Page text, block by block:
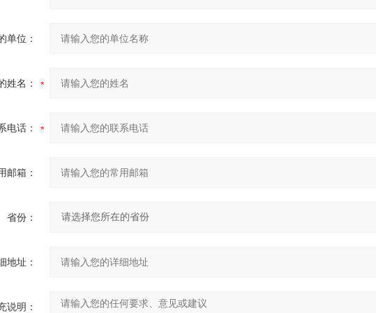
单位：
姓名：
电话：
邮箱：
省份：
地址：
说明：